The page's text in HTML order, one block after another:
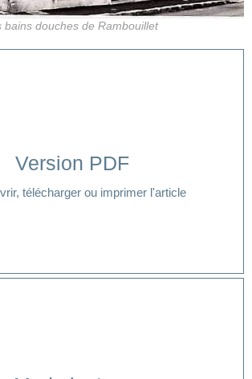
bains douches de Rambouillet
Version PDF
télécharger ou imprimer l'article
Cliquer ici